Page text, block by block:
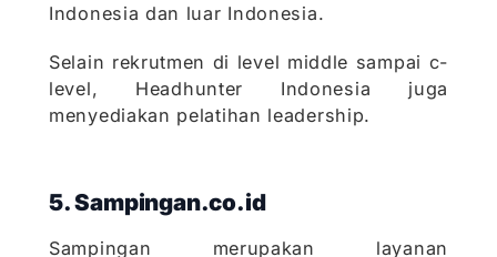
Indonesia dan luar Indonesia.
Selain rekrutmen di level middle sampai c-
level, Headhunter Indonesia juga
menyediakan pelatihan leadership.
5. Sampingan.co.id
Sampingan merupakan layanan